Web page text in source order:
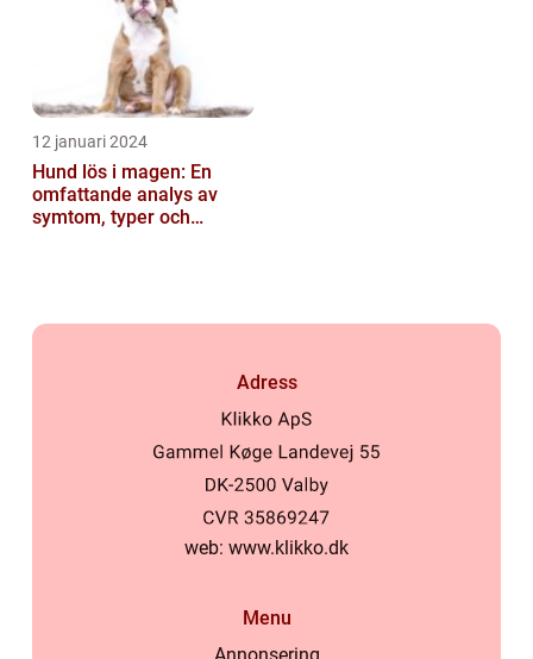
12 januari 2024
Hund lös i magen: En
omfattande analys av
symtom, typer och
Adress
web: www.klikko.dk
Menu